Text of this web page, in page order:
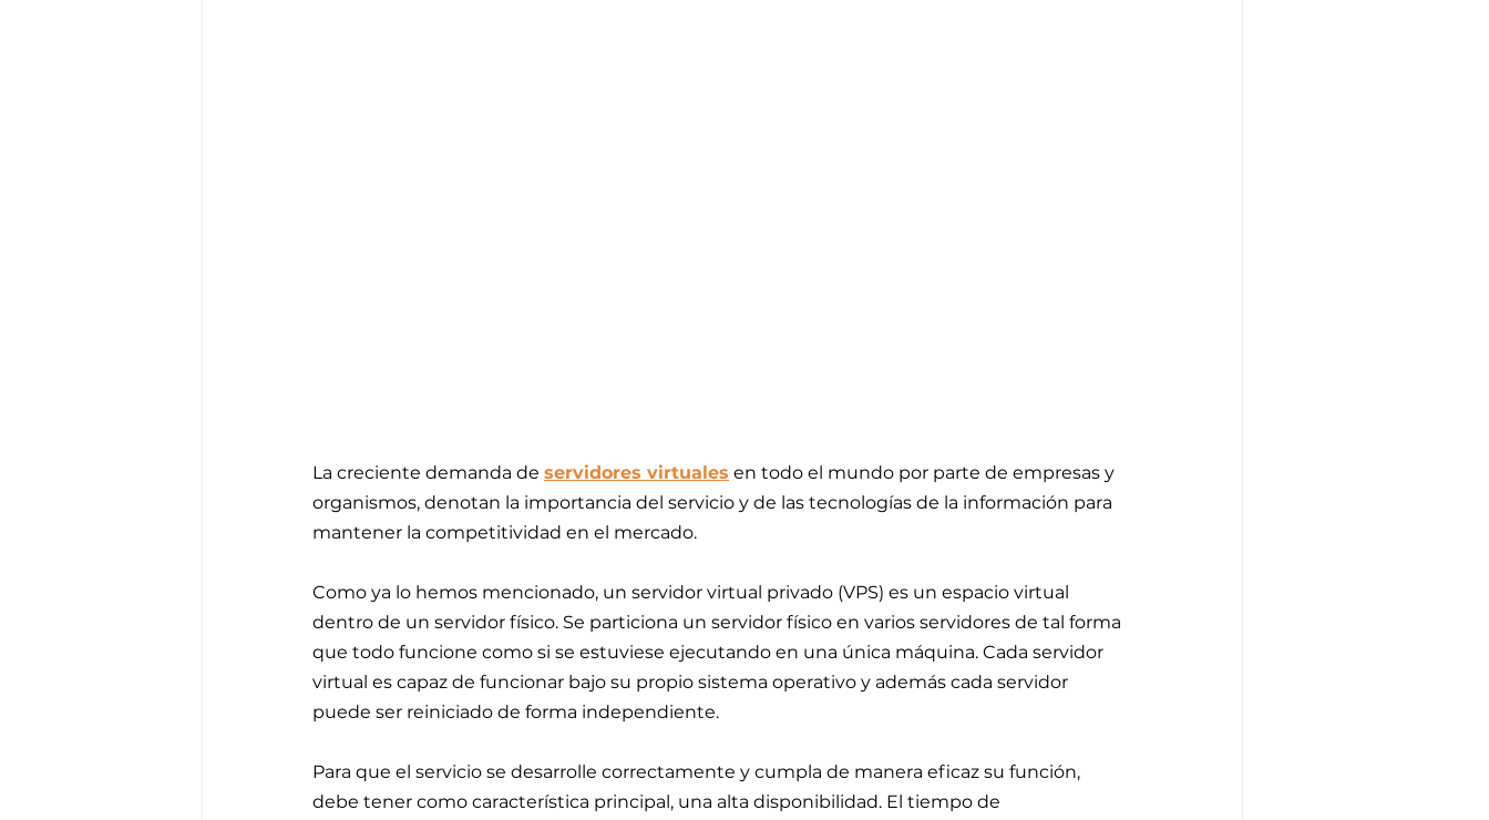
La creciente demanda de servidores virtuales en todo el mundo por parte de empresas y
organismos, denotan la importancia del servicio y de las tecnologías de la información para
mantener la competitividad en el mercado.
Como ya lo hemos mencionado, un servidor virtual privado (VPS) es un espacio virtual
dentro de un servidor físico. Se particiona un servidor físico en varios servidores de tal forma
que todo funcione como si se estuviese ejecutando en una única máquina. Cada servidor
virtual es capaz de funcionar bajo su propio sistema operativo y además cada servidor
puede ser reiniciado de forma independiente.
Para que el servicio se desarrolle correctamente y cumpla de manera eficaz su función,
debe tener como característica principal, una alta disponibilidad. El tiempo de